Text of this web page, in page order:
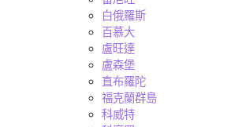
白俄羅斯
百慕大
盧旺達
盧森堡
直布羅陀
福克蘭群島
科威特